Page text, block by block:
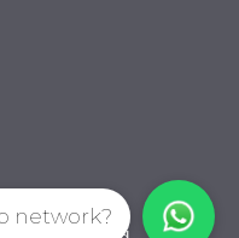
network?